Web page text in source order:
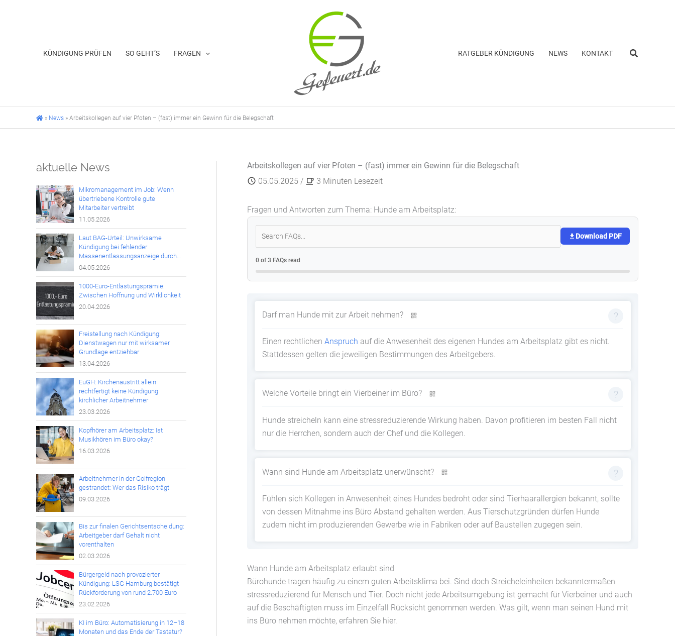
KÜNDIGUNG PRÜFEN SO GEHT’S FRAGEN RATGEBER KÜNDIGUNG NEWS KONTAKT Suchen
» News » Arbeitskollegen auf vier Pfoten – (fast) immer ein Gewinn für die Belegschaft
aktuelle News
Mikromanagement im Job: Wenn
übertriebene Kontrolle gute
Mitarbeiter vertreibt
11.05.2026
Laut BAG-Urteil: Unwirksame
Kündigung bei fehlender
Massenentlassungsanzeige durch
den Arbeitgeber
04.05.2026
1000-Euro-Entlastungsprämie:
Zwischen Hoffnung und Wirklichkeit
20.04.2026
Freistellung nach Kündigung:
Dienstwagen nur mit wirksamer
Grundlage entziehbar
13.04.2026
EuGH: Kirchenaustritt allein
rechtfertigt keine Kündigung
kirchlicher Arbeitnehmer
23.03.2026
Kopfhörer am Arbeitsplatz: Ist
Musikhören im Büro okay?
16.03.2026
Arbeitnehmer in der Golfregion
gestrandet: Wer das Risiko trägt
09.03.2026
Bis zur finalen Gerichtsentscheidung:
Arbeitgeber darf Gehalt nicht
vorenthalten
02.03.2026
Bürgergeld nach provozierter
Kündigung: LSG Hamburg bestätigt
Rückforderung von rund 2.700 Euro
23.02.2026
KI im Büro: Automatisierung in 12–18
Monaten und das Ende der Tastatur?
Arbeitskollegen auf vier Pfoten – (fast) immer ein Gewinn für die Belegschaft
05.05.2025 / 3 Minuten Lesezeit
Fragen und Antworten zum Thema: Hunde am Arbeitsplatz:
Download PDF
0 of 3 FAQs read
Darf man Hunde mit zur Arbeit nehmen?
Einen rechtlichen Anspruch auf die Anwesenheit des eigenen Hundes am Arbeitsplatz gibt es nicht.
Stattdessen gelten die jeweiligen Bestimmungen des Arbeitgebers.
Welche Vorteile bringt ein Vierbeiner im Büro?
Hunde streicheln kann eine stressreduzierende Wirkung haben. Davon profitieren im besten Fall nicht
nur die Herrchen, sondern auch der Chef und die Kollegen.
Wann sind Hunde am Arbeitsplatz unerwünscht?
Fühlen sich Kollegen in Anwesenheit eines Hundes bedroht oder sind Tierhaarallergien bekannt, sollte
von dessen Mitnahme ins Büro Abstand gehalten werden. Aus Tierschutzgründen dürfen Hunde
zudem nicht im produzierenden Gewerbe wie in Fabriken oder auf Baustellen zugegen sein.
Wann Hunde am Arbeitsplatz erlaubt sind
Bürohunde tragen häufig zu einem guten Arbeitsklima bei. Sind doch Streicheleinheiten bekanntermaßen
stressreduzierend für Mensch und Tier. Doch nicht jede Arbeitsumgebung ist gemacht für Vierbeiner und auch
auf die Beschäftigten muss im Einzelfall Rücksicht genommen werden. Was gilt, wenn man seinen Hund mit
ins Büro nehmen möchte, erfahren Sie hier.